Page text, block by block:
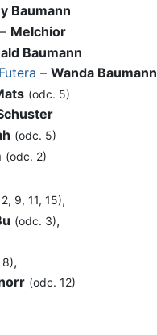
Baumann
Melchior
Baumann
– Wanda Baumann
(odc. 5)
(odc. 5)
(odc. 2)
9, 11, 15),
(odc. 3),
8),
(odc. 12)